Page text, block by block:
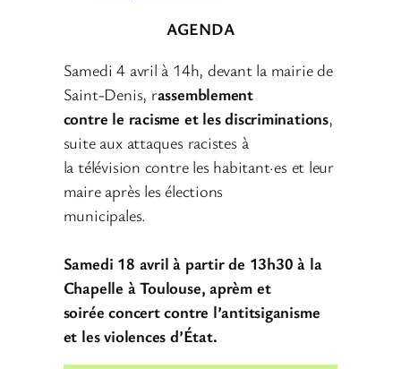
AGENDA
Samedi 4 avril à 14h, devant la mairie de
Saint-Denis, rassemblement
contre le racisme et les discriminations,
suite aux attaques racistes à
la télévision contre les habitant·es et leur
maire après les élections
municipales.
Samedi 18 avril à partir de 13h30 à la
Chapelle à Toulouse, aprèm et
soirée concert contre l’antitsiganisme
et les violences d’État.